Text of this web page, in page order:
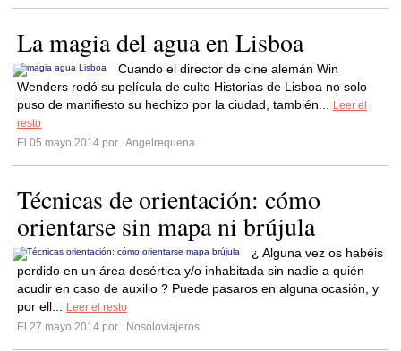
La magia del agua en Lisboa
Cuando el director de cine alemán Win
Wenders rodó su película de culto Historias de Lisboa no solo
puso de manifiesto su hechizo por la ciudad, también...
Leer el
resto
El 05 mayo 2014 por Angelrequena
Técnicas de orientación: cómo
orientarse sin mapa ni brújula
¿ Alguna vez os habéis
perdido en un área desértica y/o inhabitada sin nadie a quién
acudir en caso de auxilio ? Puede pasaros en alguna ocasión, y
por ell...
Leer el resto
El 27 mayo 2014 por
Nosoloviajeros